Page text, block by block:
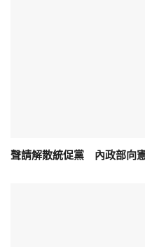
聲請解散統促黨 內政部向